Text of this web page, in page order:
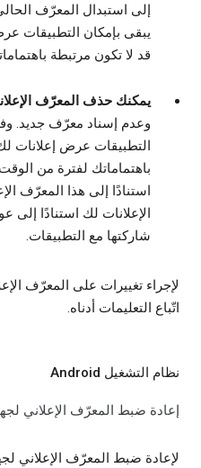
إلى استبدال المعرّف
يبقى بإمكان التطبيقات
قد لا تكون مرتبطة
يمكنك حذف المعرّف
وعدم إسناد معرّف جديد.
التطبيقات عرض إعلانات
باهتماماتك لفترة من
استنادًا إلى هذا المعرّف
الإعلانات لك استنادًا إلى
شاركتها مع التطبيقات.
اتّباع التعليمات أدناه.
نظام التشغيل Android
إعادة ضبط المعرّف الإعلاني
لإعادة ضبط المعرّف الإعلاني